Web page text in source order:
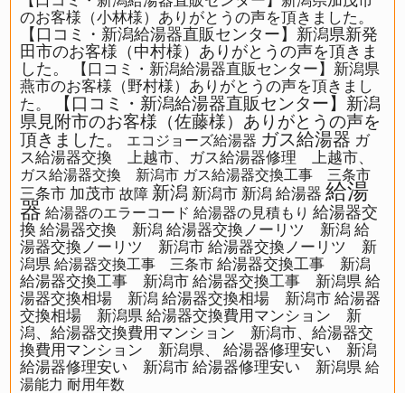
のお客様（小林様）ありがとうの声を頂きました。
【口コミ・新潟給湯器直販センター】新潟県新発
田市のお客様（中村様）ありがとうの声を頂きま
した。
【口コミ・新潟給湯器直販センター】新潟県
燕市のお客様（野村様）ありがとうの声を頂きまし
た。
【口コミ・新潟給湯器直販センター】新潟
県見附市のお客様（佐藤様）ありがとうの声を
頂きました。
エコジョーズ給湯器 ガス給湯器 ガ
ス給湯器交換 上越市、ガス給湯器修理 上越市、
ガス給湯器交換 新潟市 ガス給湯器交換工事 三条市
三条市 加茂市 故障 新潟 新潟市 新潟 給湯器 給湯
器 給湯器のエラーコード 給湯器の見積もり 給湯器交
換 給湯器交換 新潟 給湯器交換ノーリツ 新潟 給
湯器交換ノーリツ 新潟市 給湯器交換ノーリツ 新
潟県 給湯器交換工事 三条市 給湯器交換工事 新潟
給湯器交換工事 新潟市 給湯器交換工事 新潟県 給
湯器交換相場 新潟 給湯器交換相場 新潟市 給湯器
交換相場 新潟県 給湯器交換費用マンション 新
潟、給湯器交換費用マンション 新潟市、給湯器交
換費用マンション 新潟県、
給湯器修理安い 新潟
給湯器修理安い 新潟市 給湯器修理安い 新潟県 給
湯能力 耐用年数